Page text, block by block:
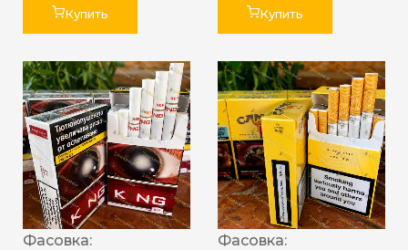
Купить Купить
Фасовка:
Фасовка: